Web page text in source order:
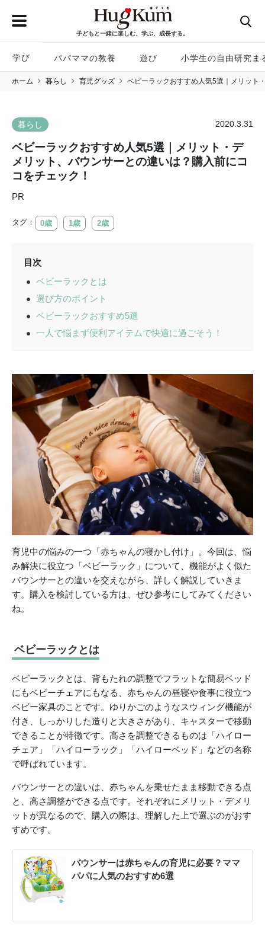
子どもと一緒に楽しむ、学ぶ、成長する。
学び パパママの教養 遊び 小学生の自由研究ま
ホーム 暮らし 育児グッズ ベビーラックおすすめ人気5選｜メリット
暮らし 2020.3.31
ベビーラックおすすめ人気5選｜メリット・デ
メリット、バウンサーとの違いは？購入前にコ
コをチェック！
PR
タグ： 0歳 1歳 2歳
目次
ベビーラックとは
選び方のポイント
ベビーラックおすすめ5選
一人で悩まず便利アイテムで快適に過ごそう！
育児中の悩みの一つ「赤ちゃんの寝かし付け」。今回は、悩
み解決に役立つ「ベビーラック」について、機能がよく似た
バウンサーとの違いを交えながら、詳しく解説していきま
す。購入を検討している方は、ぜひ参考にしてみてください
ね。
ベビーラックとは
ベビーラックとは、背もたれの調整でフラットな簡易ベッド
にもベビーチェアにもなる、赤ちゃんの昼寝や食事に役立つ
ベビー家具のことです。ゆりかごのようなスウィング機能が
付き、しっかりした造りと大きさがあり、キャスターで移動
できることが特徴です。高さを調整できるものは「ハイロー
チェア」「ハイローラック」「ハイローベッド」などの名称
で呼ばれています。
バウンサーとの違いは、赤ちゃんを乗せたまま移動できる点
と、高さ調整ができる点です。それぞれにメリット・デメリ
ットが異なるので、購入の際は、理解した上で選ぶのがおす
すめです。
バウンサーは赤ちゃんの育児に必要？ママ
パパに人気のおすすめ6選